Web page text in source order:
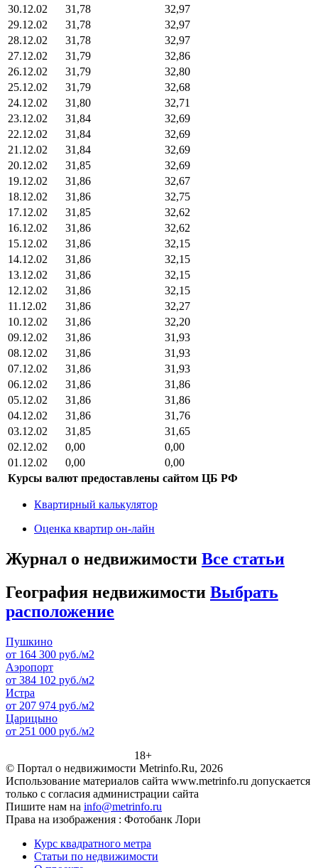
30.12.02
31,78
32,97
29.12.02
31,78
32,97
28.12.02
31,78
32,97
27.12.02
31,79
32,86
26.12.02
31,79
32,80
25.12.02
31,79
32,68
24.12.02
31,80
32,71
23.12.02
31,84
32,69
22.12.02
31,84
32,69
21.12.02
31,84
32,69
20.12.02
31,85
32,69
19.12.02
31,86
32,67
18.12.02
31,86
32,75
17.12.02
31,85
32,62
16.12.02
31,86
32,62
15.12.02
31,86
32,15
14.12.02
31,86
32,15
13.12.02
31,86
32,15
12.12.02
31,86
32,15
11.12.02
31,86
32,27
10.12.02
31,86
32,20
09.12.02
31,86
31,93
08.12.02
31,86
31,93
07.12.02
31,86
31,93
06.12.02
31,86
31,86
05.12.02
31,86
31,86
04.12.02
31,86
31,76
03.12.02
31,85
31,65
02.12.02
0,00
0,00
01.12.02
0,00
0,00
Курсы валют предоставлены сайтом ЦБ РФ
Квартирный калькулятор
Оценка квартир он-лайн
Журнал о недвижимости Все статьи
География недвижимости Выбрать
расположение
Пушкино
от 164 300 руб./м2
Аэропорт
от 384 102 руб./м2
Истра
от 207 974 руб./м2
Царицыно
от 251 000 руб./м2
18+
© Портал о недвижимости Metrinfo.Ru, 2026
Использование материалов сайта www.metrinfo.ru допускается
только с согласия администрации сайта
Пишите нам на info@metrinfo.ru
Права на изображения : Фотобанк Лори
Курс квадратного метра
Статьи по недвижимости